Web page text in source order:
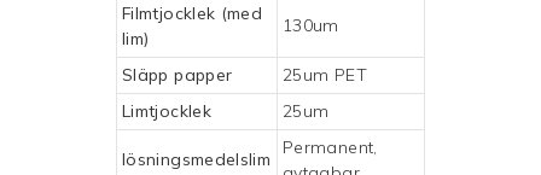
Filmtjocklek (med
lim)
130um
Släpp papper
25um PET
Limtjocklek
25um
lösningsmedelslim
Permanent,